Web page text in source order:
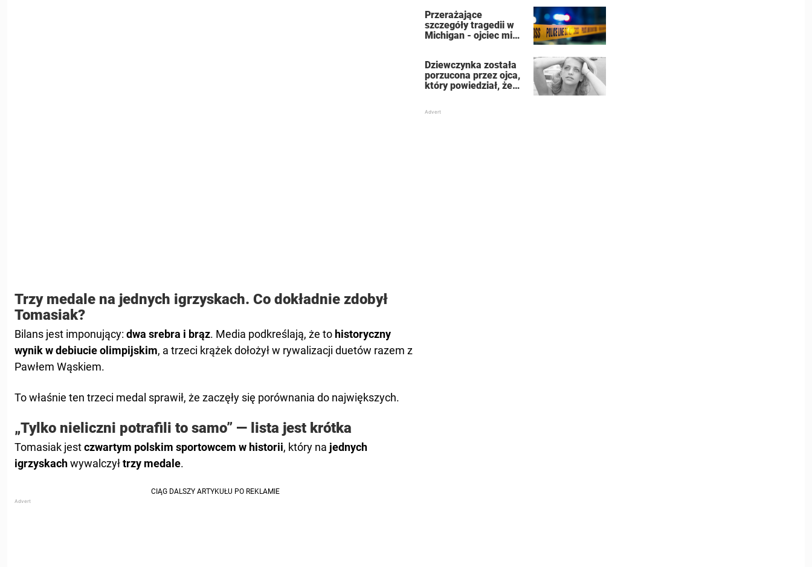
Trzy medale na jednych igrzyskach. Co dokładnie zdobył
Tomasiak?
Bilans jest imponujący: dwa srebra i brąz. Media podkreślają, że to historyczny
wynik w debiucie olimpijskim, a trzeci krążek dołożył w rywalizacji duetów razem z
Pawłem Wąskiem.
To właśnie ten trzeci medal sprawił, że zaczęły się porównania do największych.
„Tylko nieliczni potrafili to samo” — lista jest krótka
Tomasiak jestczwartym polskim sportowcem w historii, który na jednych
igrzyskachwywalczyłtrzy medale.
Przerażające
szczegóły tragedii w
Michigan - ojciec miał
siebie
Dziewczynka została
porzucona przez ojca,
który powiedział, że
znaną aktorką